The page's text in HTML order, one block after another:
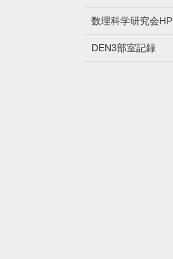
数理科学研究会HP
DEN3部室記録